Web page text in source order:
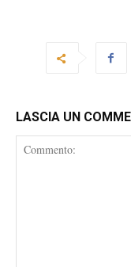
LASCIA UN